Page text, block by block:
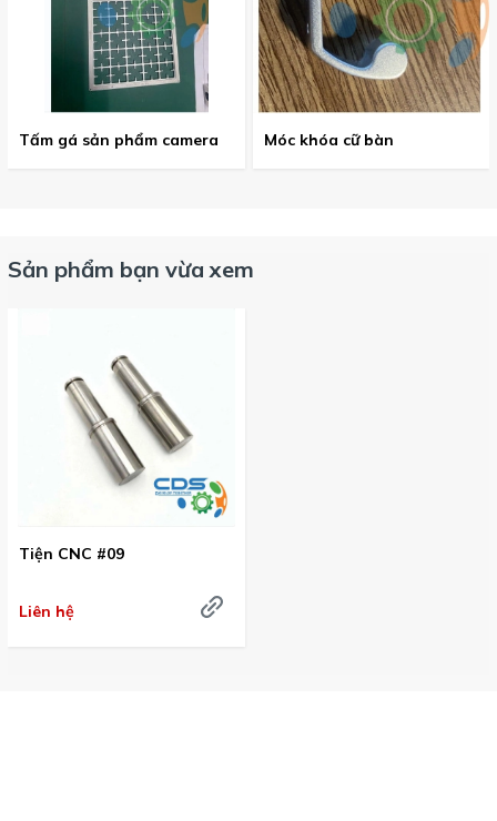
Tấm gá sản phẩm camera Móc khóa cữ bàn
Sản phẩm bạn vừa xem
Tiện CNC #09
Liên hệ